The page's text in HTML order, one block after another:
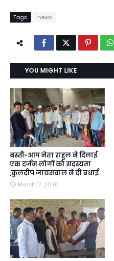
Tags news
YOU MIGHT LIKE
बस्ती-आप नेता राहुल ने दिलाई
एक दर्जन लोगों को सदस्यता
,कुलदीप जायसवाल ने दी बधाई
March 17, 2020